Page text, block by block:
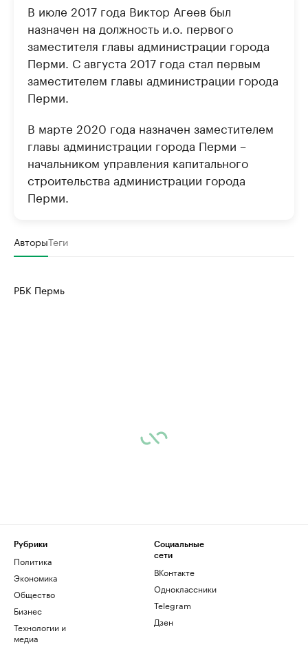
В июле 2017 года Виктор Агеев был
назначен на должность и.о. первого
заместителя главы администрации города
Перми. С августа 2017 года стал первым
заместителем главы администрации города
Перми.
В марте 2020 года назначен заместителем
главы администрации города Перми –
начальником управления капитального
строительства администрации города
Перми.
АвторыТеги
РБК Пермь
Рубрики
Политика
Экономика
Общество
Бизнес
Технологии и
медиа
Социальные
сети
ВКонтакте
Одноклассники
Telegram
Дзен